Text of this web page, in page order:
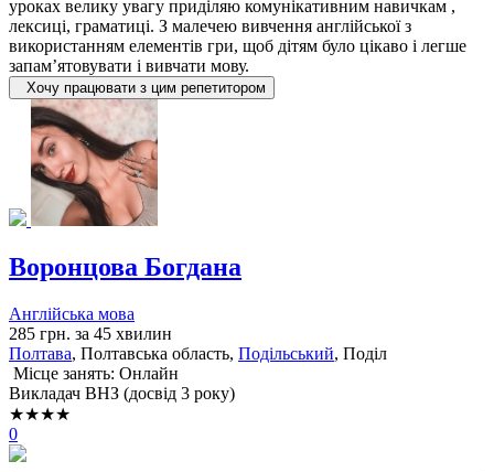
уроках велику увагу приділяю комунікативним навичкам ,
лексиці, граматиці. З малечею вивчення англійської з
використанням елементів гри, щоб дітям було цікаво і легше
запам’ятовувати і вивчати мову.
Хочу працювати з цим репетитором
Воронцова Богдана
Англійська мова
285 грн. за 45 хвилин
Полтава, Полтавська область, Подільський, Поділ
Місце занять: Онлайн
Викладач ВНЗ (досвід 3 року)
★★★★
0